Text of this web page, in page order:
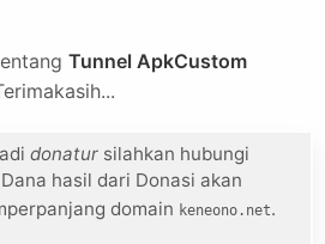
Tunnel ApkCustom
donatur silahkan hubungi
hasil dari Donasi akan
domain keneono.net.